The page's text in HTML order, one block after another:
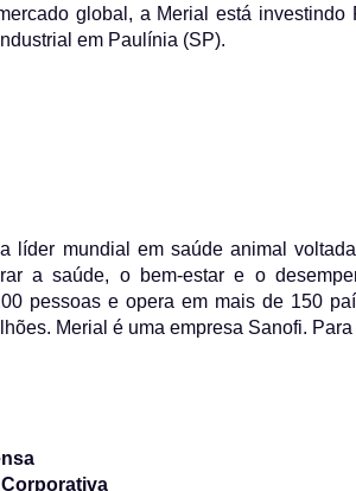
global, a Merial está
em Paulínia (SP).
líder mundial em saúde animal
a saúde, o bem-estar e o
pessoas e opera em mais de 150
Merial é uma empresa Sanofi.